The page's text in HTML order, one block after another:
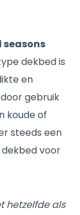
seasons
dekbed is
en
gebruik
koude of
steeds een
voor
hetzelfde als